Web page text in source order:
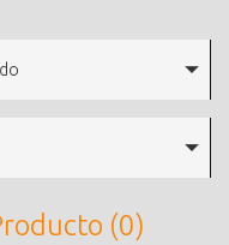
(0)